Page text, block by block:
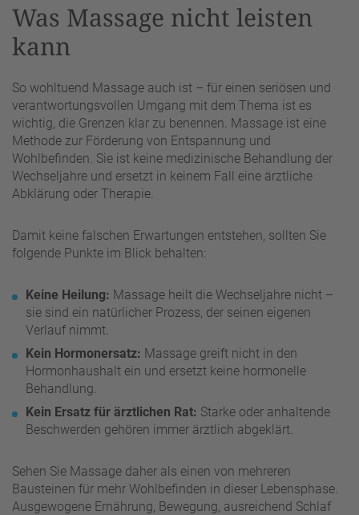
Was Massage nicht leisten
kann
So wohltuend Massage auch ist – für einen seriösen und
verantwortungsvollen Umgang mit dem Thema ist es
wichtig, die Grenzen klar zu benennen. Massage ist eine
Methode zur Förderung von Entspannung und
Wohlbefinden. Sie ist keine medizinische Behandlung der
Wechseljahre und ersetzt in keinem Fall eine ärztliche
Abklärung oder Therapie.
Damit keine falschen Erwartungen entstehen, sollten Sie
folgende Punkte im Blick behalten:
Keine Heilung: Massage heilt die Wechseljahre nicht –
sie sind ein natürlicher Prozess, der seinen eigenen
Verlauf nimmt.
Kein Hormonersatz: Massage greift nicht in den
Hormonhaushalt ein und ersetzt keine hormonelle
Behandlung.
Kein Ersatz für ärztlichen Rat: Starke oder anhaltende
Beschwerden gehören immer ärztlich abgeklärt.
Sehen Sie Massage daher als einen von mehreren
Bausteinen für mehr Wohlbefinden in dieser Lebensphase.
Ausgewogene Ernährung, Bewegung, ausreichend Schlaf